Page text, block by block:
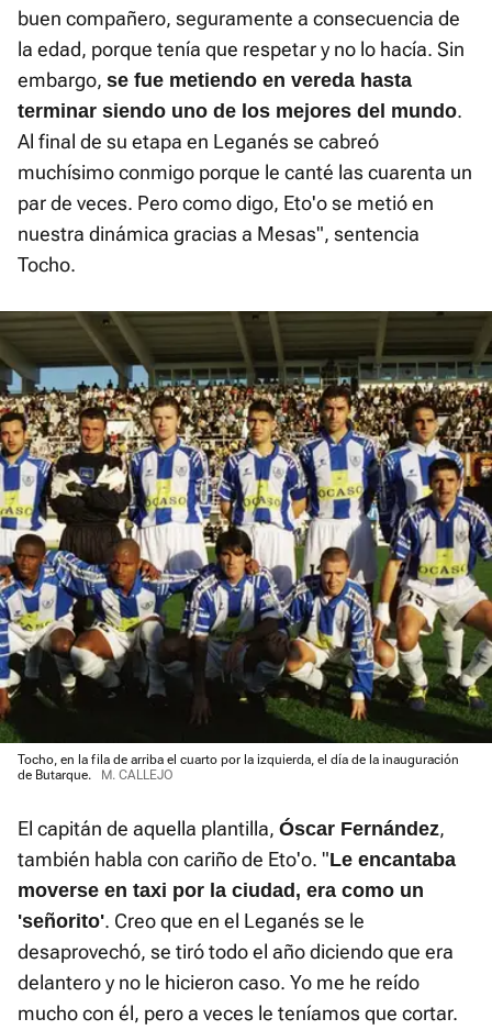
buen compañero, seguramente a consecuencia de
la edad, porque tenía que respetar y no lo hacía. Sin
embargo, se fue metiendo en vereda hasta
terminar siendo uno de los mejores del mundo.
Al final de su etapa en Leganés se cabreó
muchísimo conmigo porque le canté las cuarenta un
par de veces. Pero como digo, Eto'o se metió en
nuestra dinámica gracias a Mesas", sentencia
Tocho.
Tocho, en la fila de arriba el cuarto por la izquierda, el día de la inauguración
de Butarque.
M. CALLEJO
El capitán de aquella plantilla, Óscar Fernández,
también habla con cariño de Eto'o. "Le encantaba
moverse en taxi por la ciudad, era como un
'señorito'. Creo que en el Leganés se le
desaprovechó, se tiró todo el año diciendo que era
delantero y no le hicieron caso. Yo me he reído
mucho con él, pero a veces le teníamos que cortar.